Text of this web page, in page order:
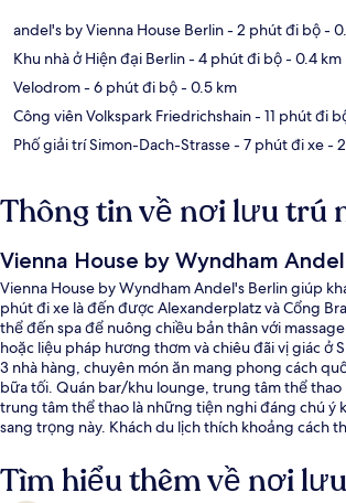
andel's by Vienna House Berlin- 2 phút đi bộ-
Khu nhà ở Hiện đại Berlin- 4 phút đi bộ- 0.4 km
Velodrom- 6 phút đi bộ- 0.5 km
Công viên Volkspark Friedrichshain- 11 phút đi
Phố giải trí Simon-Dach-Strasse- 7 phút đi xe-
Thông tin về nơi lưu trú
Vienna House by Wyndham
Vienna House by Wyndham Andel's Berlin giúp
phút đi xe là đến được Alexanderplatz và Cổng
thể đến spa để nuông chiều bản thân với
hoặc liệu pháp hương thơm và chiêu đãi vị giác ở
3 nhà hàng, chuyên món ăn mang phong cách
bữa tối. Quán bar/khu lounge, trung tâm thể thao
trung tâm thể thao là những tiện nghi đáng chú ý
sang trọng này. Khách du lịch thích khoảng cách
Straße 5 phút và cách Trạm xe điện
Tìm hiểu thêm về nơi